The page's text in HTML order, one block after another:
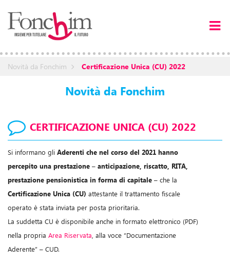
Novità da Fonchim Certificazione Unica (CU) 2022
Novità da Fonchim
CERTIFICAZIONE UNICA (CU) 2022
Si informano gli Aderenti che nel corso del 2021 hanno
percepito una prestazione – anticipazione, riscatto, RITA,
prestazione pensionistica in forma di capitale – che la
Certificazione Unica (CU) attestante il trattamento fiscale
operato è stata inviata per posta prioritaria.
La suddetta CU è disponibile anche in formato elettronico (PDF)
nella propria Area Riservata , alla voce “Documentazione
Aderente” – CUD.